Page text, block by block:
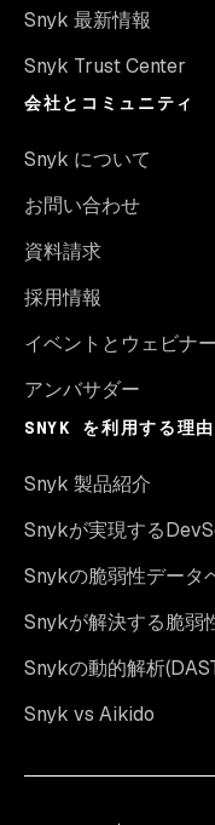
Snyk 最新情報
Snyk Trust Center
会社とコミュニティ
Snyk について
お問い合わせ
資料請求
採用情報
イベントとウェビナー
アンバサダー
SNYK を利用する理由
Snyk 製品紹介
Snykが実現する
Snykの脆弱性データ
Snykが解決する脆弱
Snykの動的解析
Snyk vs Aikido